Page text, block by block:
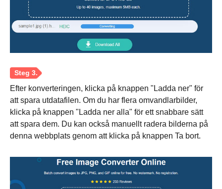
Steg 2.
Efter konverteringen, klicka på knappen "Ladda ner" för
att spara utdatafilen. Om du har flera omvandlarbilder,
klicka på knappen "Ladda ner alla" för ett snabbare sätt
att spara dem. Du kan också manuellt radera bilderna på
denna webbplats genom att klicka på knappen Ta bort.